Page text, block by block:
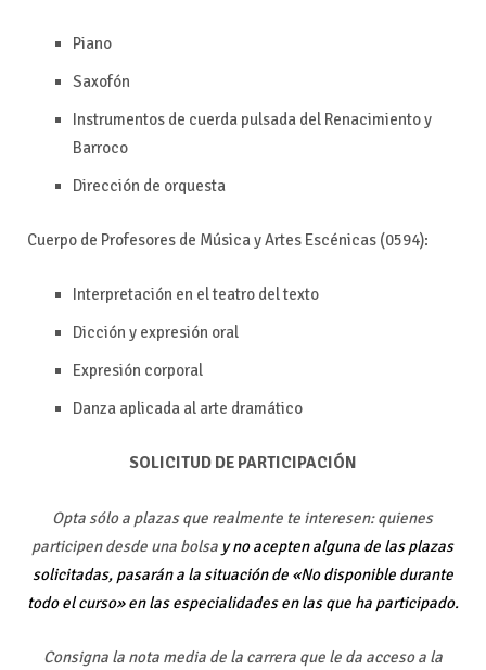
Piano
Saxofón
Instrumentos de cuerda pulsada del Renacimiento y
Barroco
Dirección de orquesta
Cuerpo de Profesores de Música y Artes Escénicas (0594):
Interpretación en el teatro del texto
Dicción y expresión oral
Expresión corporal
Danza aplicada al arte dramático
SOLICITUD DE PARTICIPACIÓN
Opta sólo a plazas que realmente te interesen: quienes
participen desde una bolsa y no acepten alguna de las plazas
solicitadas, pasarán a la situación de «No disponible durante
todo el curso» en las especialidades en las que ha participado.
Consigna la nota media de la carrera que le da acceso a la